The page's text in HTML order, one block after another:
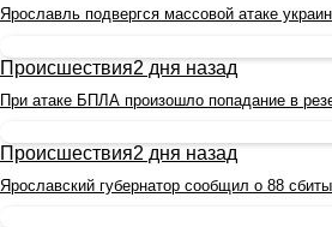
Ярославль подвергся массовой атаке
Происшествия2 дня назад
При атаке БПЛА произошло попадание в
Происшествия2 дня назад
Ярославский губернатор сообщил о 88